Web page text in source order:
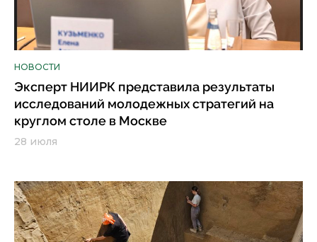
НОВОСТИ
Эксперт НИИРК представила результаты
исследований молодежных стратегий на
круглом столе в Москве
28 июля